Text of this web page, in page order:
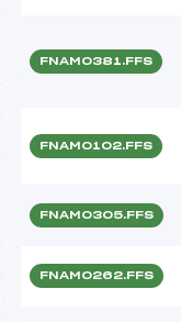
FNAM0381.FFS
FNAM0102.FFS
FNAM0305.FFS
FNAM0262.FFS